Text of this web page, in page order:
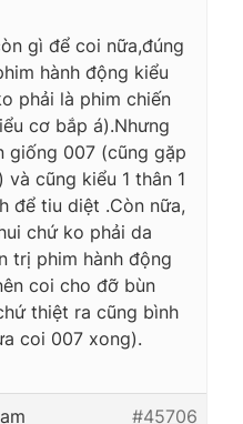
gì để coi nữa,đúng
hành động kiểu
phải là phim chiến
cơ bắp á).Nhưng
giống 007 (cũng gặp
cũng kiểu 1 thân 1
để tiu diệt .Còn nữa,
chứ ko phải da
trị phim hành động
coi cho đỡ bùn
thiệt ra cũng bình
coi 007 xong).
#45706